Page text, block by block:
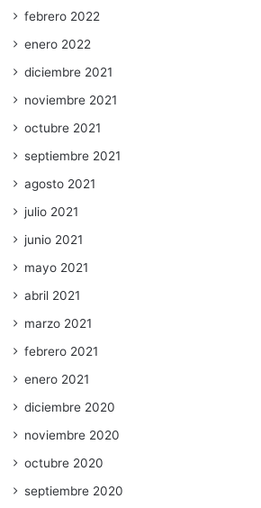
febrero 2022
enero 2022
diciembre 2021
noviembre 2021
octubre 2021
septiembre 2021
agosto 2021
julio 2021
junio 2021
mayo 2021
abril 2021
marzo 2021
febrero 2021
enero 2021
diciembre 2020
noviembre 2020
octubre 2020
septiembre 2020